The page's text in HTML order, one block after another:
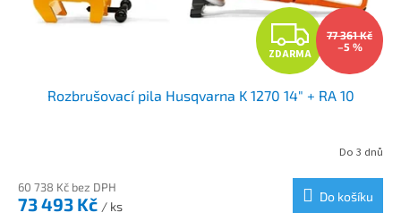
Z
D
A
M
ZDARMA
77 361 Kč
–5 %
Rozbrušovací pila Husqvarna K 1270 14" + RA 10
Do 3 dnů
60 738 Kč bez DPH
73 493 Kč / ks
Do košíku